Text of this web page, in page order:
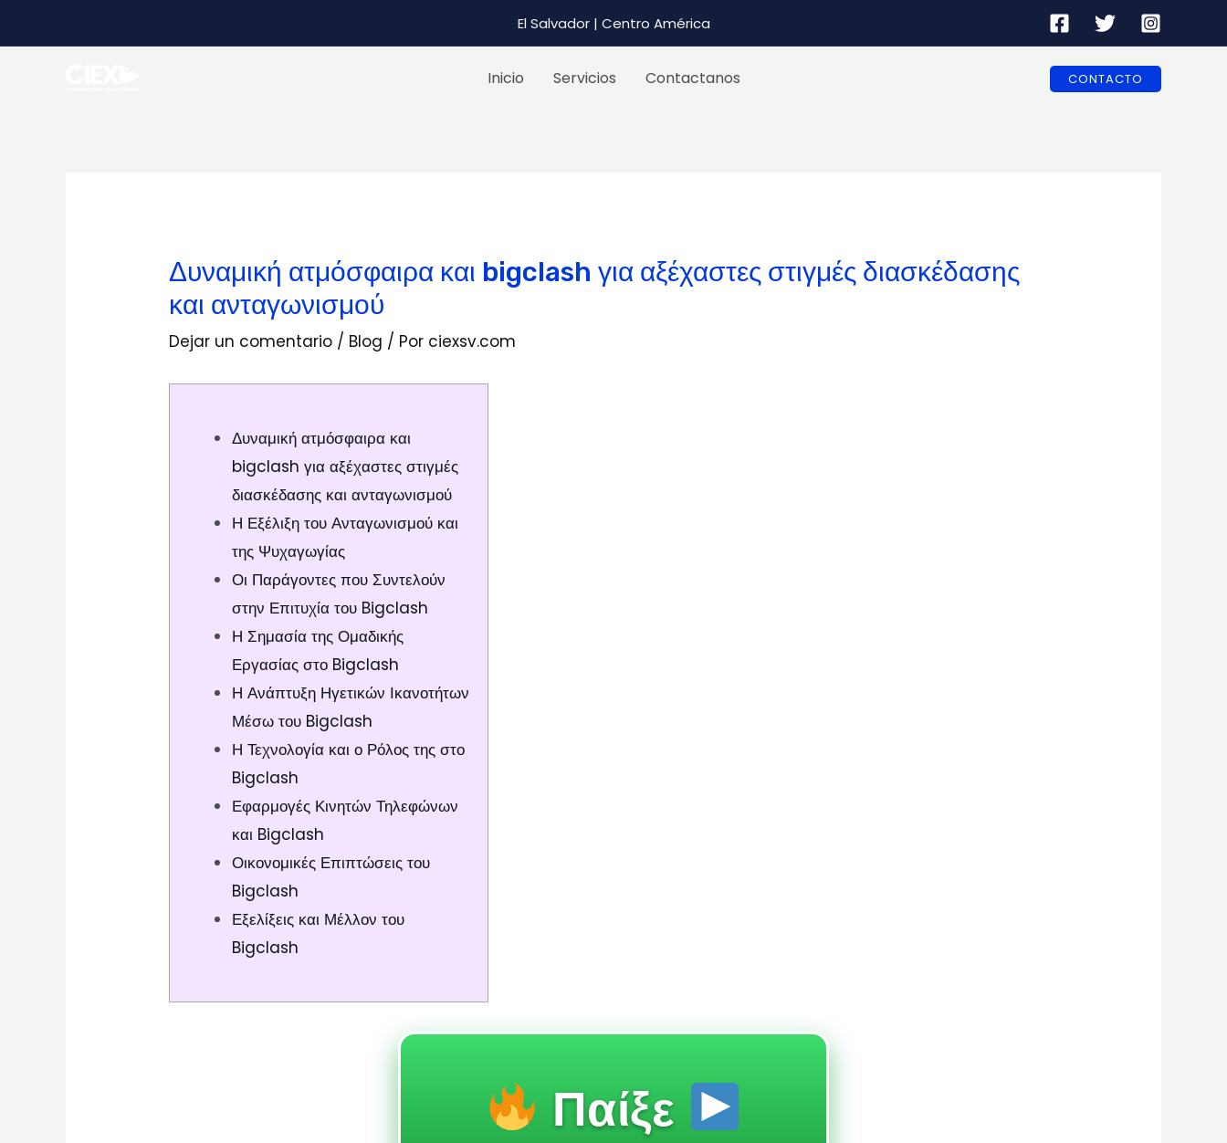
al
El Salvador | Centro América
Inicio Servicios Contactanos CONTACTO
Δυναμική ατμόσφαιρα και bigclash για αξέχαστες στιγμές διασκέδασης
και ανταγωνισμού
Dejar un comentario / Blog / Por ciexsv.com
Δυναμική ατμόσφαιρα και
bigclash για αξέχαστες στιγμές
διασκέδασης και ανταγωνισμού
Η Εξέλιξη του Ανταγωνισμού και
της Ψυχαγωγίας
Οι Παράγοντες που Συντελούν
στην Επιτυχία του Bigclash
Η Σημασία της Ομαδικής
Εργασίας στο Bigclash
Η Ανάπτυξη Ηγετικών Ικανοτήτων
Μέσω του Bigclash
Η Τεχνολογία και ο Ρόλος της στο
Bigclash
Εφαρμογές Κινητών Τηλεφώνων
και Bigclash
Οικονομικές Επιπτώσεις του
Bigclash
Εξελίξεις και Μέλλον του
Bigclash
Παίξε
de